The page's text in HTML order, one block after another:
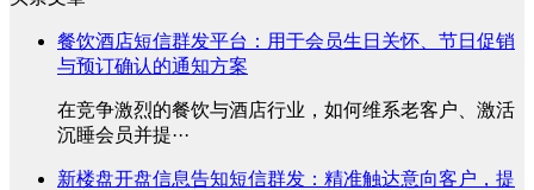
餐饮酒店短信群发平台：用于会员生日关怀、节日促销
与预订确认的通知方案
在竞争激烈的餐饮与酒店行业，如何维系老客户、激活
沉睡会员并提···
新楼盘开盘信息告知短信群发：精准触达意向客户，提